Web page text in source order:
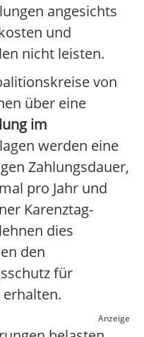
angesichts
und
nicht leisten.
von
über eine
im
werden eine
Zahlungsdauer,
pro Jahr und
Karenztag-
dies
den
für
Anzeige